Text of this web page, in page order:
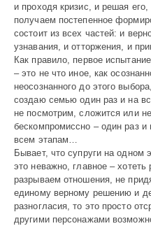
и проходя кризис, и решая
получаем постепенное
состоит из всех частей: и
узнавания, и отторжения, и
Как правило, первое
– это не что иное, как
неосознанного до этого
создаю семью один раз и на
не посмотрим, сложится или
бескомпромиссно – один раз
всем этапам…
Бывает, что супруги на одном
это неважно, главное –
разрываем отношения, не
единому верному решению и
разногласия, то это просто
другими персонажами